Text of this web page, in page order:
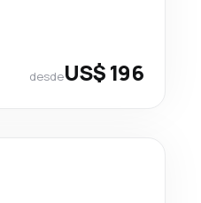
desdeUS$ 196